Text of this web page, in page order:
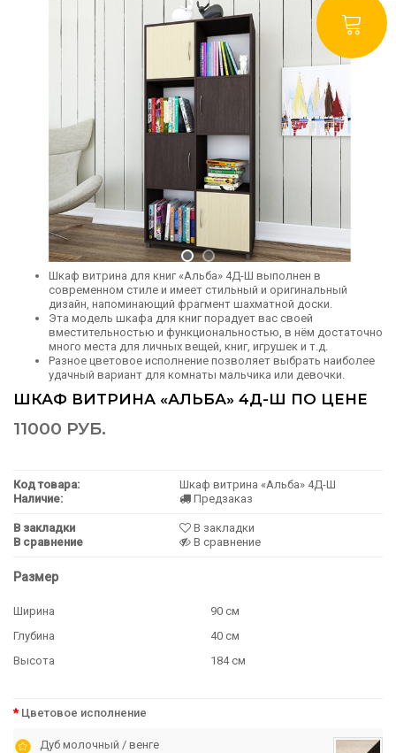
ШКАФ ВИТРИНА «АЛЬБА» 4Д-Ш ПО ЦЕНЕ
11000 РУБ.
Код товара:
Шкаф витрина «Альба» 4Д-Ш
Наличие:
Предзаказ
В закладки
В закладки
В сравнение
В сравнение
Размер
Ширина
90 см
Глубина
40 см
Высота
184 см
Цветовое исполнение
Дуб молочный / венге
Шкаф витрина для книг «Альба» 4Д-Ш выполнен в
современном стиле и имеет стильный и оригинальный
дизайн, напоминающий фрагмент шахматной доски.
Эта модель шкафа для книг порадует вас своей
вместительностью и функциональностью, в нём достаточно
много места для личных вещей, книг, игрушек и т.д.
Разное цветовое исполнение позволяет выбрать наиболее
удачный вариант для комнаты мальчика или девочки.